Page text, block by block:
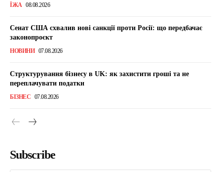
ЇЖА 08.08.2026
Сенат США схвалив нові санкції проти Росії: що передбачає
законопроєкт
НОВИНИ 07.08.2026
Структурування бізнесу в UK: як захистити гроші та не
переплачувати податки
БІЗНЕС 07.08.2026
Subscribe